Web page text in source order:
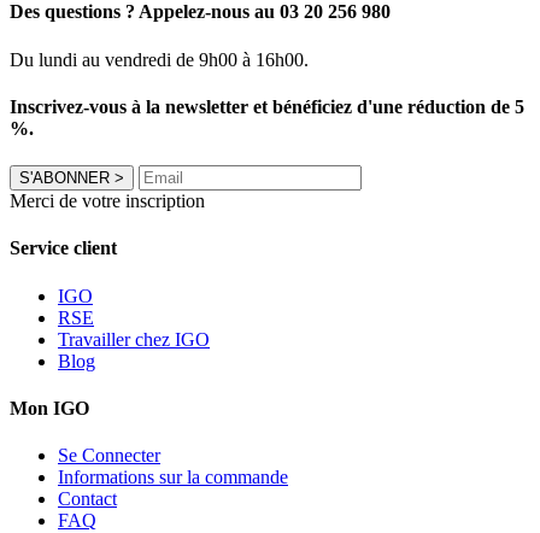
Des questions ? Appelez-nous au 03 20 256 980
Du lundi au vendredi de 9h00 à 16h00.
Inscrivez-vous à la newsletter et bénéficiez d'une réduction de 5
%.
S'ABONNER >
Merci de votre inscription
Service client
IGO
RSE
Travailler chez IGO
Blog
Mon IGO
Se Connecter
Informations sur la commande
Contact
FAQ